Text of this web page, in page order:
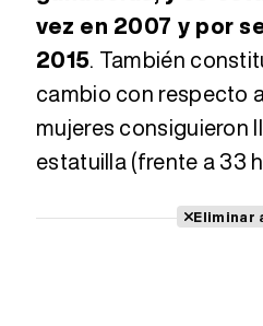
vez en 2007 y por
2015. También
cambio con respecto
mujeres consiguieron
estatuilla (frente a 33
Eliminar